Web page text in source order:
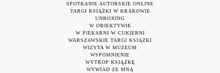
SPOTKANIE AUTORSKIE ONLINE
TARGI KSIĄŻKI W KRAKOWIE
UNBOXING
W OBIEKTYWIE
W PIEKARNI W CUKIERNI
WARSZAWSKIE TARGI KSIĄŻKI
WIZYTA W MUZEUM
WSPOMNIENIE
WYTROP KSIĄŻKĘ
WYWIAD ZE MNĄ